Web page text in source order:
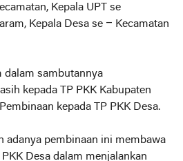
Kepala UPT se
Kepala Desa se – Kecamatan
dalam sambutannya
kepada TP PKK Kabupaten
kepada TP PKK Desa.
adanya pembinaan ini membawa
Desa dalam menjalankan